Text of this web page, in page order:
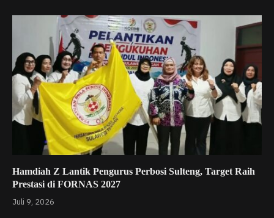
Hamdiah Z Lantik Pengurus Perbosi Sulteng, Target Raih
Prestasi di FORNAS 2027
Juli 9, 2026